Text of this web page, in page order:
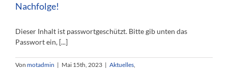
Nachfolge!
Dieser Inhalt ist passwortgeschützt. Bitte gib unten das
Passwort ein, [...]
Von motadmin | Mai 15th, 2023 | Aktuelles,